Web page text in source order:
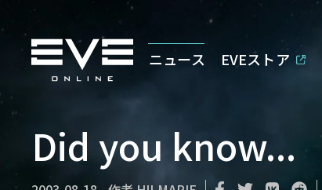
ニュース EVEストア
Did you know...